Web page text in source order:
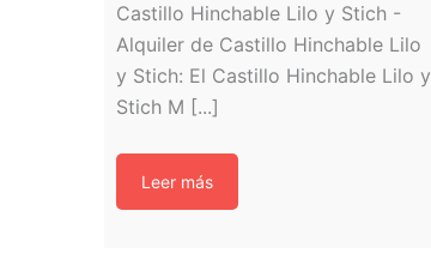
Castillo Hinchable Lilo y Stich -
Alquiler de Castillo Hinchable Lilo
y Stich: El Castillo Hinchable Lilo y
Stich M [...]
Leer más